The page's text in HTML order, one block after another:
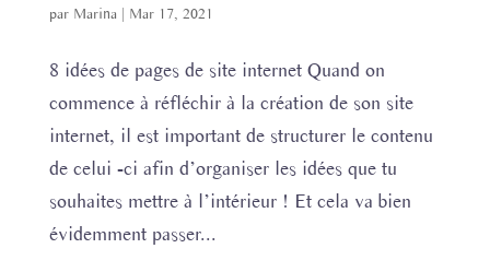
par Marina | Mar 17, 2021
8 idées de pages de site internet Quand on
commence à réfléchir à la création de son site
internet, il est important de structurer le contenu
de celui -ci afin d’organiser les idées que tu
souhaites mettre à l’intérieur ! Et cela va bien
évidemment passer...